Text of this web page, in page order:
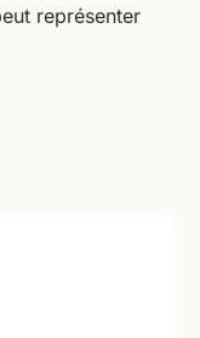
représenter